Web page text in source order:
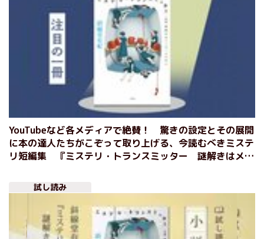
YouTubeなど各メディアで絶賛！ 驚きの設定とその展開
に本の達人たちがこぞって取り上げる、今読むべきミステ
リ短編集 『ミステリ・トランスミッター 謎解きはメッ
試し読み